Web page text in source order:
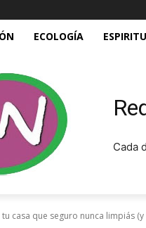
ECOLOGÍA
Cada
casa que seguro nunca limpiás (y